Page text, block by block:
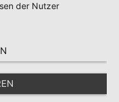
der Nutzer